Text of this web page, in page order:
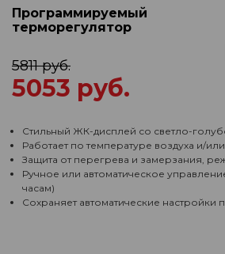
Программируемый
терморегулятор
5811 руб.
5053 руб.
Стильный ЖК-дисплей со светло-
Работает по температуре воздуха и/
Защита от перегрева и замерзания,
Ручное или автоматическое
часам)
Сохраняет автоматические настройки